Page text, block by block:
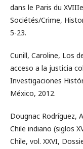
dans le Paris du
Sociétés/Crime,
5-23.
Cunill, Caroline, Los
acceso a la justicia
Investigaciones
México, 2012.
Dougnac Rodríguez,
Chile indiano (siglos
Chile, vol. XXVI,